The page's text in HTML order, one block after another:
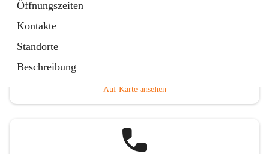
Öffnungszeiten
Kontakte
Standorte
Beschreibung
Auf Karte ansehen